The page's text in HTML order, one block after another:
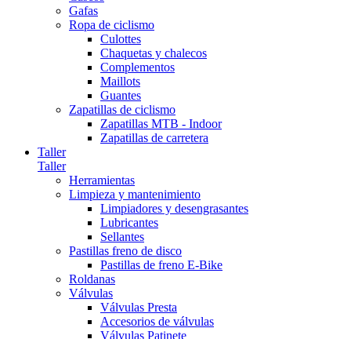
Gafas
Ropa de ciclismo
Culottes
Chaquetas y chalecos
Complementos
Maillots
Guantes
Zapatillas de ciclismo
Zapatillas MTB - Indoor
Zapatillas de carretera
Taller
Taller
Herramientas
Limpieza y mantenimiento
Limpiadores y desengrasantes
Lubricantes
Sellantes
Pastillas freno de disco
Pastillas de freno E-Bike
Roldanas
Válvulas
Válvulas Presta
Accesorios de válvulas
Válvulas Patinete